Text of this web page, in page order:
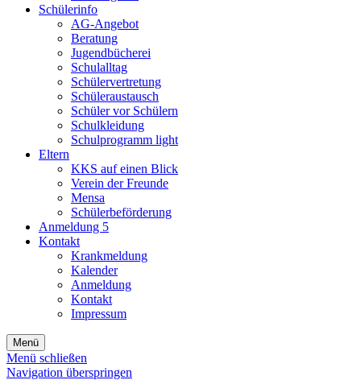
Schülerinfo
AG-Angebot
Beratung
Jugendbücherei
Schulalltag
Schülervertretung
Schüleraustausch
Schüler vor Schülern
Schulkleidung
Schulprogramm light
Eltern
KKS auf einen Blick
Verein der Freunde
Mensa
Schülerbeförderung
Anmeldung 5
Kontakt
Krankmeldung
Kalender
Anmeldung
Kontakt
Impressum
Menü
Menü schließen
Navigation überspringen